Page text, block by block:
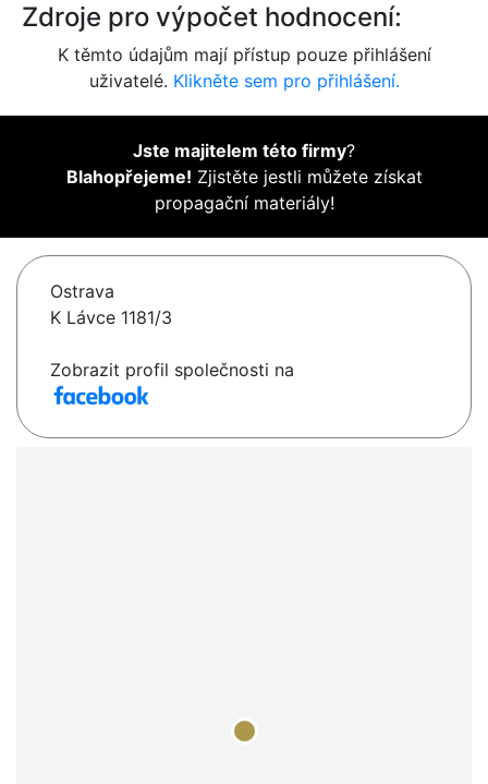
Zdroje pro výpočet hodnocení:
K těmto údajům mají přístup pouze přihlášení
uživatelé. Klikněte sem pro přihlášení.
Jste majitelem této firmy?
Blahopřejeme! Zjistěte jestli můžete získat
propagační materiály!
Ostrava
K Lávce 1181/3
Zobrazit profil společnosti na